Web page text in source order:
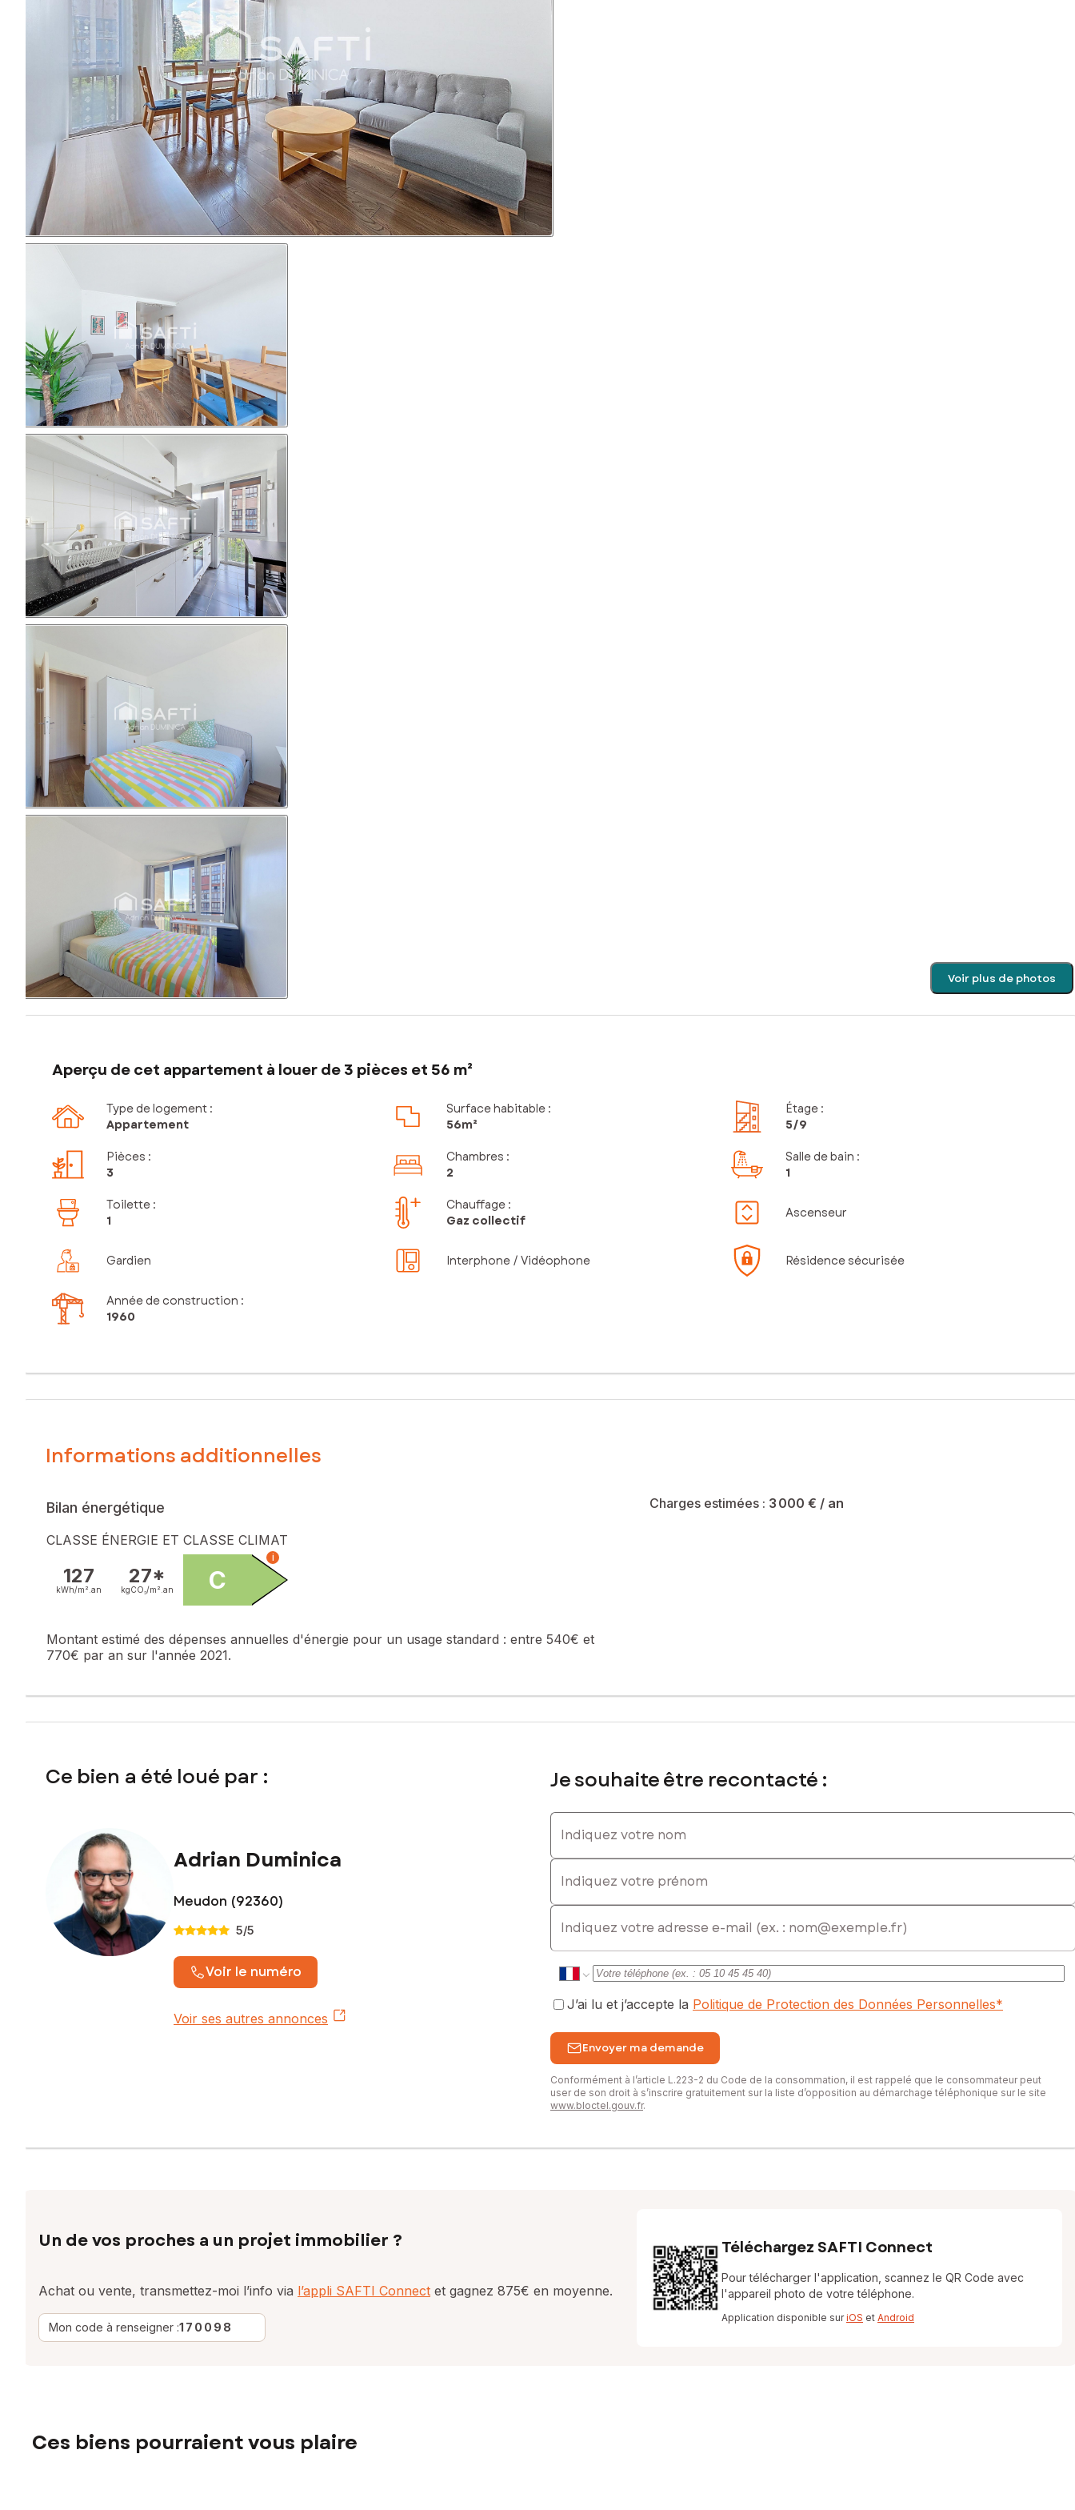
Voir plus de photos
Aperçu de cet appartement à louer de 3 pièces et 56 m²
Type de logement :
Appartement
Surface habitable :
56m²
Étage :
5/9
Pièces :
3
Chambres :
2
Salle de bain :
1
Toilette :
1
Chauffage :
Gaz collectif
Ascenseur
Gardien Interphone / Vidéophone Résidence sécurisée
Année de construction :
1960
Informations additionnelles
Bilan énergétique
CLASSE ÉNERGIE ET CLASSE CLIMAT
127
kWh/m². an
27*
kgCO₂/m². an C
i
Montant estimé des dépenses annuelles d'énergie pour un usage standard : entre 540€ et
770€ par an sur l'année 2021.
Charges estimées : 3 000 € / an
Ce bien a été loué par :
Adrian Duminica
Meudon (92360)
5/5
Voir le numéro
Voir ses autres annonces
Je souhaite être recontacté :
Indiquez votre nom
Indiquez votre prénom
E-mail
J’ai lu et j’accepte la Politique de Protection des Données Personnelles*
Envoyer ma demande
Conformément à l’article L.223-2 du Code de la consommation, il est rappelé que le consommateur peut
user de son droit à s’inscrire gratuitement sur la liste d’opposition au démarchage téléphonique sur le site
www.bloctel.gouv.fr.
Un de vos proches a un projet immobilier ?
Achat ou vente, transmettez-moi l’info via l’appli SAFTI Connect et gagnez 875€ en moyenne.
Mon code à renseigner :170098
Téléchargez SAFTI Connect
Pour télécharger l'application, scannez le QR Code avec
l'appareil photo de votre téléphone.
Application disponible suriOS et Android
Ces biens pourraient vous plaire